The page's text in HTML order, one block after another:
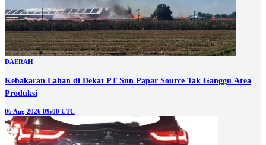
DAERAH
Kebakaran Lahan di Dekat PT Sun Papar Source Tak Ganggu Area
Produksi
06 Aug 2026 09:00 UTC